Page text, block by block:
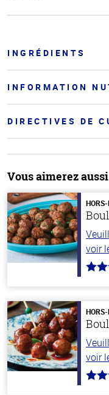
INGRÉDIENTS
INFORMATION
DIRECTIVES DE
Vous aimerez aussi
voir
4.6
stars
voir
4.5